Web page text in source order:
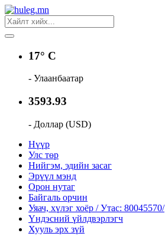
17° C
- Улаанбаатар
3593.93
- Доллар (USD)
Нүүр
Улс төр
Нийгэм, эдийн засаг
Эрүүл мэнд
Орон нутаг
Байгаль орчин
Уяач, хүлэг хоёр / Утас: 80045570/
Үндэсний үйлдвэрлэгч
Хууль эрх зүй